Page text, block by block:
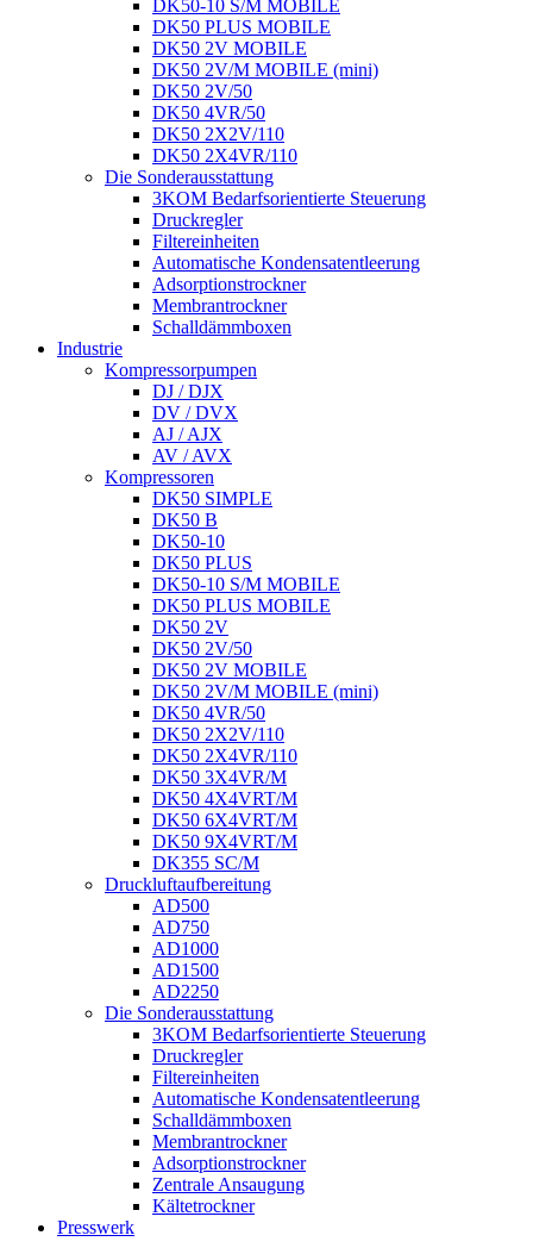
DK50-10 S/M MOBILE
DK50 PLUS MOBILE
DK50 2V MOBILE
DK50 2V/M MOBILE (mini)
DK50 2V/50
DK50 4VR/50
DK50 2X2V/110
DK50 2X4VR/110
Die Sonderausstattung
3KOM Bedarfsorientierte Steuerung
Druckregler
Filtereinheiten
Automatische Kondensatentleerung
Adsorptionstrockner
Membrantrockner
Schalldämmboxen
Industrie
Kompressorpumpen
DJ / DJX
DV / DVX
AJ / AJX
AV / AVX
Kompressoren
DK50 SIMPLE
DK50 B
DK50-10
DK50 PLUS
DK50-10 S/M MOBILE
DK50 PLUS MOBILE
DK50 2V
DK50 2V/50
DK50 2V MOBILE
DK50 2V/M MOBILE (mini)
DK50 4VR/50
DK50 2X2V/110
DK50 2X4VR/110
DK50 3X4VR/M
DK50 4X4VRT/M
DK50 6X4VRT/M
DK50 9X4VRT/M
DK355 SC/M
Druckluftaufbereitung
AD500
AD750
AD1000
AD1500
AD2250
Die Sonderausstattung
3KOM Bedarfsorientierte Steuerung
Druckregler
Filtereinheiten
Automatische Kondensatentleerung
Schalldämmboxen
Membrantrockner
Adsorptionstrockner
Zentrale Ansaugung
Kältetrockner
Presswerk